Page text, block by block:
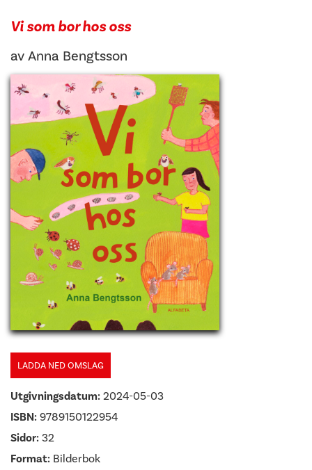
Vi som bor hos oss
avAnna Bengtsson
LADDA NED OMSLAG
Utgivningsdatum: 2024-05-03
ISBN: 9789150122954
Sidor: 32
Format: Bilderbok